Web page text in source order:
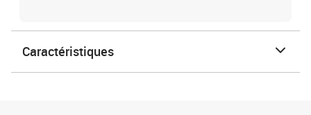
Caractéristiques